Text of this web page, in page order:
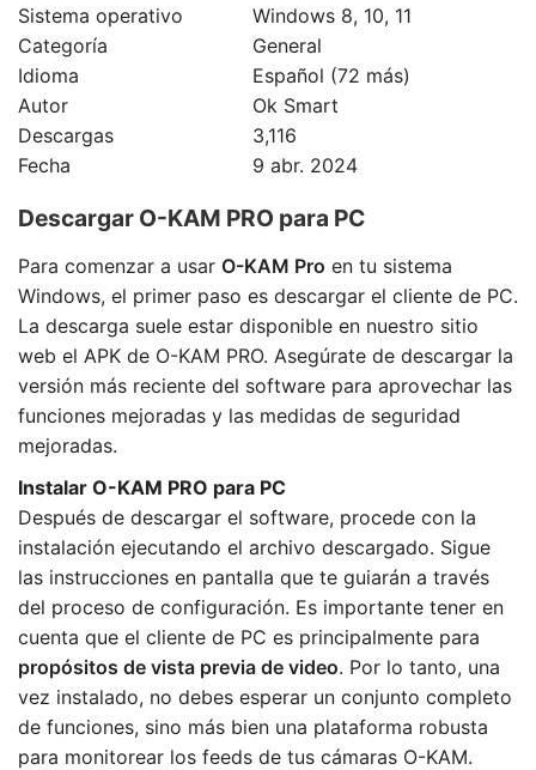
Sistema operativo
Windows 8, 10, 11
Categoría
General
Idioma
Español (72 más)
Autor
Ok Smart
Descargas
3,116
Fecha
9 abr. 2024
Descargar O-KAM PRO para PC
Para comenzar a usar O-KAM Pro en tu sistema
Windows, el primer paso es descargar el cliente de PC.
La descarga suele estar disponible en nuestro sitio
web el APK de O-KAM PRO. Asegúrate de descargar la
versión más reciente del software para aprovechar las
funciones mejoradas y las medidas de seguridad
mejoradas.
Instalar O-KAM PRO para PC
Después de descargar el software, procede con la
instalación ejecutando el archivo descargado. Sigue
las instrucciones en pantalla que te guiarán a través
del proceso de configuración. Es importante tener en
cuenta que el cliente de PC es principalmente para
propósitos de vista previa de video. Por lo tanto, una
vez instalado, no debes esperar un conjunto completo
de funciones, sino más bien una plataforma robusta
para monitorear los feeds de tus cámaras O-KAM.